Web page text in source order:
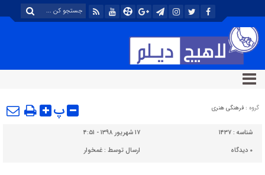
گروه : فرهنگی هنری پ
شناسه : ۱۴۳۷
۱۷ شهریور ۱۳۹۸ - ۴:۵۱
۰ دیدگاه ارسال توسط :غمخوار